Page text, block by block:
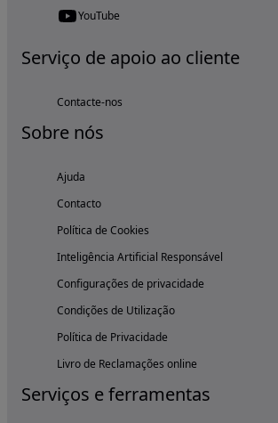
YouTube
Serviço de apoio ao cliente
Contacte-nos
Sobre nós
Ajuda
Contacto
Política de Cookies
Inteligência Artificial Responsável
Configurações de privacidade
Condições de Utilização
Política de Privacidade
Livro de Reclamações online
Serviços e ferramentas